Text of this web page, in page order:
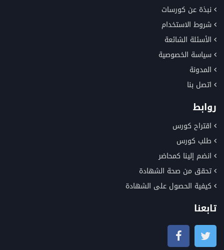
نبذة عن كورسات
شروط الاستخدام
الأسئلة الشائعة
سياسة الخصوصية
المدونة
اتصل بنا
روابط
اقتراح كورس
طلب كورس
انضم إلينا كمحاضر
تحقق من صحة الشهادة
كيفية الحصول على الشهادة
تابعنا